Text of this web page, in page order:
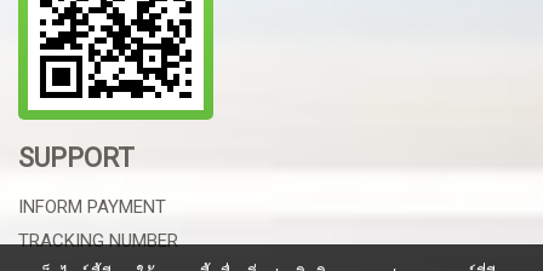
SUPPORT
INFORM PAYMENT
TRACKING NUMBER